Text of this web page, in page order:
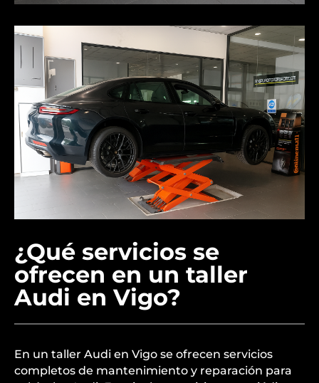
¿Qué servicios se
ofrecen en un taller
Audi en Vigo?
En un taller Audi en Vigo se ofrecen servicios
completos de mantenimiento y reparación para